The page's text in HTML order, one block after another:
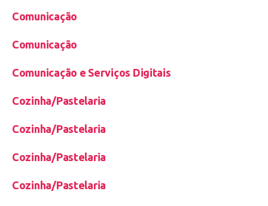
Comunicação
Comunicação
Comunicação e Serviços Digitais
Cozinha/Pastelaria
Cozinha/Pastelaria
Cozinha/Pastelaria
Cozinha/Pastelaria